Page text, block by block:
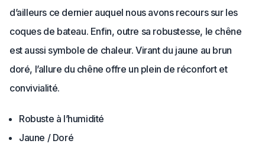
d’ailleurs ce dernier auquel nous avons recours sur les
coques de bateau. Enfin, outre sa robustesse, le chêne
est aussi symbole de chaleur. Virant du jaune au brun
doré, l’allure du chêne offre un plein de réconfort et
convivialité.
Robuste à l’humidité
Jaune / Doré